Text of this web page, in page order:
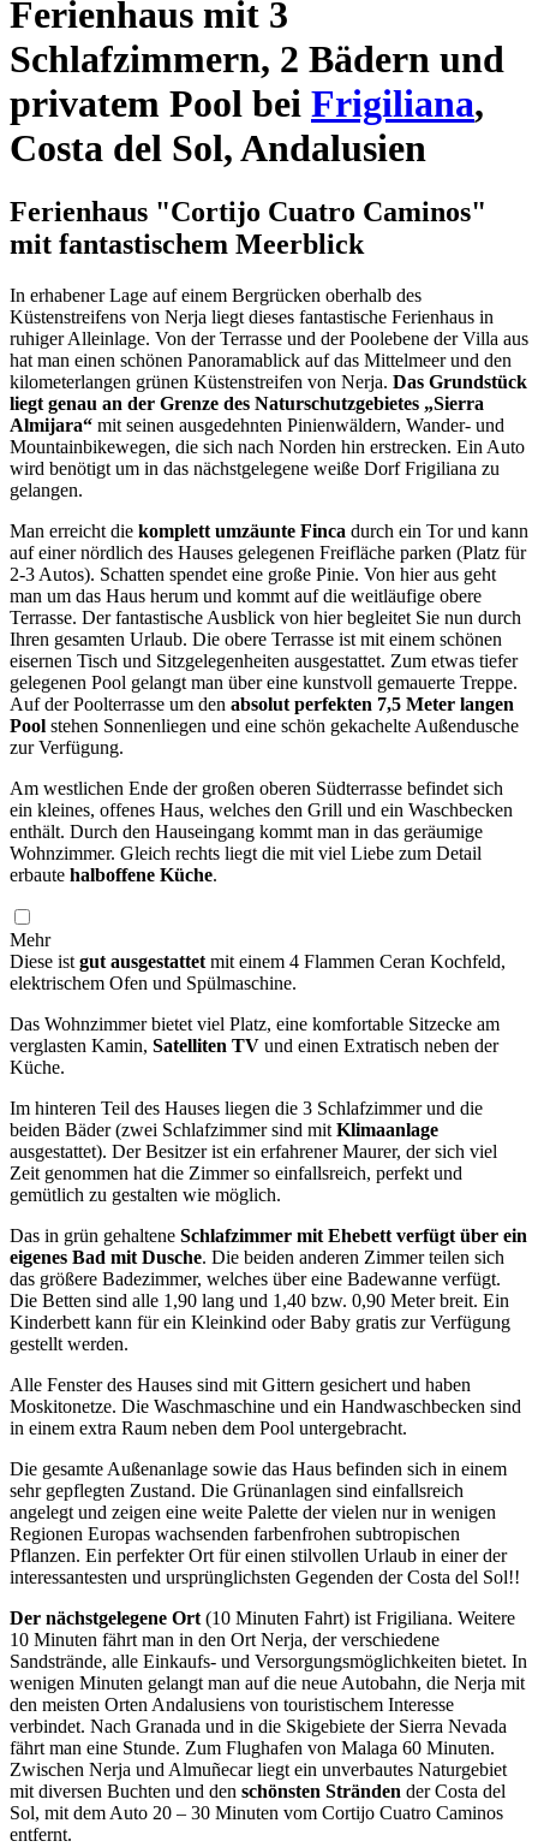
Ferienhaus mit 3
Schlafzimmern, 2 Bädern und
privatem Pool bei Frigiliana,
Costa del Sol, Andalusien
Ferienhaus "Cortijo Cuatro Caminos"
mit fantastischem Meerblick
In erhabener Lage auf einem Bergrücken oberhalb des
Küstenstreifens von Nerja liegt dieses fantastische Ferienhaus in
ruhiger Alleinlage. Von der Terrasse und der Poolebene der Villa aus
hat man einen schönen Panoramablick auf das Mittelmeer und den
kilometerlangen grünen Küstenstreifen von Nerja. Das Grundstück
liegt genau an der Grenze des Naturschutzgebietes „Sierra
Almijara“ mit seinen ausgedehnten Pinienwäldern, Wander- und
Mountainbikewegen, die sich nach Norden hin erstrecken. Ein Auto
wird benötigt um in das nächstgelegene weiße Dorf Frigiliana zu
gelangen.
Man erreicht die komplett umzäunte Finca durch ein Tor und kann
auf einer nördlich des Hauses gelegenen Freifläche parken (Platz für
2-3 Autos). Schatten spendet eine große Pinie. Von hier aus geht
man um das Haus herum und kommt auf die weitläufige obere
Terrasse. Der fantastische Ausblick von hier begleitet Sie nun durch
Ihren gesamten Urlaub. Die obere Terrasse ist mit einem schönen
eisernen Tisch und Sitzgelegenheiten ausgestattet. Zum etwas tiefer
gelegenen Pool gelangt man über eine kunstvoll gemauerte Treppe.
Auf der Poolterrasse um den absolut perfekten 7,5 Meter langen
Pool stehen Sonnenliegen und eine schön gekachelte Außendusche
zur Verfügung.
Am westlichen Ende der großen oberen Südterrasse befindet sich
ein kleines, offenes Haus, welches den Grill und ein Waschbecken
enthält. Durch den Hauseingang kommt man in das geräumige
Wohnzimmer. Gleich rechts liegt die mit viel Liebe zum Detail
erbaute halboffene Küche.
Mehr
Diese ist gut ausgestattet mit einem 4 Flammen Ceran Kochfeld,
elektrischem Ofen und Spülmaschine.
Das Wohnzimmer bietet viel Platz, eine komfortable Sitzecke am
verglasten Kamin, Satelliten TV und einen Extratisch neben der
Küche.
Im hinteren Teil des Hauses liegen die 3 Schlafzimmer und die
beiden Bäder (zwei Schlafzimmer sind mit Klimaanlage
ausgestattet). Der Besitzer ist ein erfahrener Maurer, der sich viel
Zeit genommen hat die Zimmer so einfallsreich, perfekt und
gemütlich zu gestalten wie möglich.
Das in grün gehaltene Schlafzimmer mit Ehebett verfügt über ein
eigenes Bad mit Dusche. Die beiden anderen Zimmer teilen sich
das größere Badezimmer, welches über eine Badewanne verfügt.
Die Betten sind alle 1,90 lang und 1,40 bzw. 0,90 Meter breit. Ein
Kinderbett kann für ein Kleinkind oder Baby gratis zur Verfügung
gestellt werden.
Alle Fenster des Hauses sind mit Gittern gesichert und haben
Moskitonetze. Die Waschmaschine und ein Handwaschbecken sind
in einem extra Raum neben dem Pool untergebracht.
Die gesamte Außenanlage sowie das Haus befinden sich in einem
sehr gepflegten Zustand. Die Grünanlagen sind einfallsreich
angelegt und zeigen eine weite Palette der vielen nur in wenigen
Regionen Europas wachsenden farbenfrohen subtropischen
Pflanzen. Ein perfekter Ort für einen stilvollen Urlaub in einer der
interessantesten und ursprünglichsten Gegenden der Costa del Sol!!
Der nächstgelegene Ort (10 Minuten Fahrt) ist Frigiliana. Weitere
10 Minuten fährt man in den Ort Nerja, der verschiedene
Sandstrände, alle Einkaufs- und Versorgungsmöglichkeiten bietet. In
wenigen Minuten gelangt man auf die neue Autobahn, die Nerja mit
den meisten Orten Andalusiens von touristischem Interesse
verbindet. Nach Granada und in die Skigebiete der Sierra Nevada
fährt man eine Stunde. Zum Flughafen von Malaga 60 Minuten.
Zwischen Nerja und Almuñecar liegt ein unverbautes Naturgebiet
mit diversen Buchten und den schönsten Stränden der Costa del
Sol, mit dem Auto 20 – 30 Minuten vom Cortijo Cuatro Caminos
entfernt.